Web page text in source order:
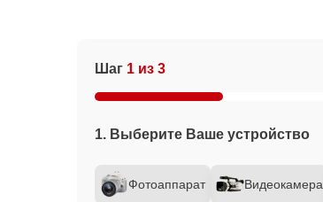
Шаг 1 из 3
1. Выберите Ваше устройство
Фотоаппарат Видеокамера